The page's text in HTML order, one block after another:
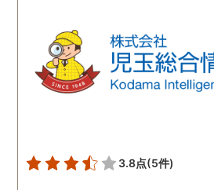
3.8点(5件)